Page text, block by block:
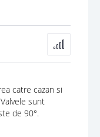
catre cazan si
sunt
de 90°.